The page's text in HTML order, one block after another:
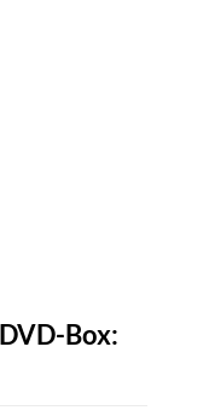
Box: